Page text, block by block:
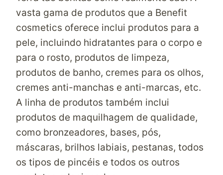
vasta gama de produtos que a Benefit
cosmetics oferece inclui produtos para a
pele, incluindo hidratantes para o corpo e
para o rosto, produtos de limpeza,
produtos de banho, cremes para os olhos,
cremes anti-manchas e anti-marcas, etc.
A linha de produtos também inclui
produtos de maquilhagem de qualidade,
como bronzeadores, bases, pós,
máscaras, brilhos labiais, pestanas, todos
os tipos de pincéis e todos os outros